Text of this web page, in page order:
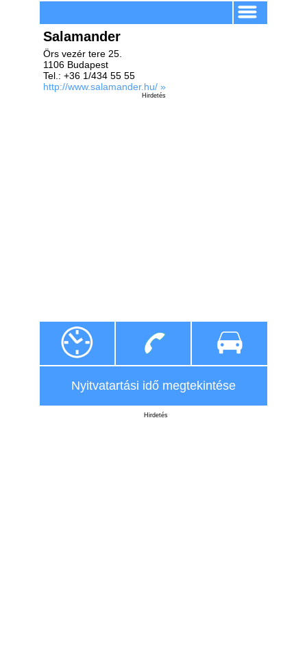
Salamander
Örs vezér tere 25.
1106 Budapest
Tel.: +36 1/434 55 55
http://www.salamander.hu/ »
Hirdetés
Nyitvatartási idő megtekintése
Hirdetés